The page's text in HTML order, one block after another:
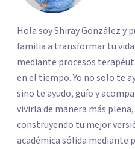
Hola soy Shiray González y
familia a transformar tu
mediante procesos
en el tiempo. Yo no solo te
sino te ayudo, guío y
vivirla de manera más
construyendo tu mejor versión. Con una
académica sólida mediante